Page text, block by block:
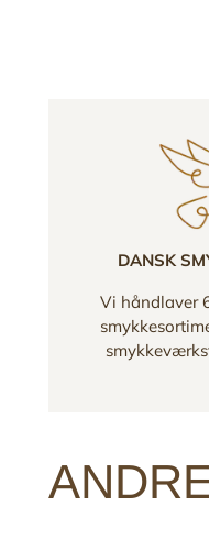
DANSK
Vi håndlaver